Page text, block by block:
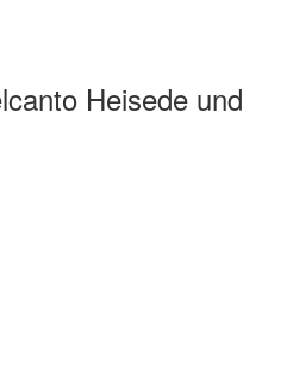
Heisede und